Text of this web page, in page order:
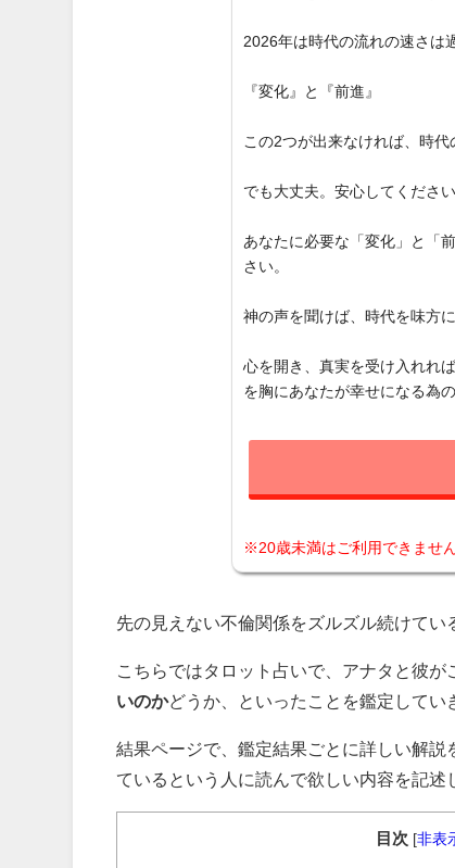
2026年は時代の流れの速さは
『変化』と『前進』
この2つが出来なければ、時
でも大丈夫。安心してください
あなたに必要な「変化」と「
さい。
神の声を聞けば、時代を味方
心を開き、真実を受け入れれ
を胸にあなたが幸せになる為
※20歳未満はご利用できませ
先の見えない不倫関係をズルズル続けて
こちらではタロット占いで、アナタと彼
いのかどうか、といったことを鑑定してい
結果ページで、鑑定結果ごとに詳しい解説
ているという人に読んで欲しい内容を記述
目次 [非表